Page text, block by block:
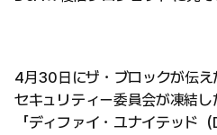
4月30日にザ・ブロックが伝え
セキュリティー委員会が凍結
「ディファイ・ユナイテッド